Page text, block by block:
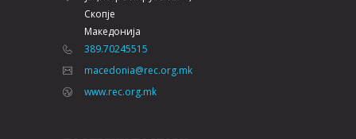
Скопје
Македонија
389.70245515
macedonia@rec.org.mk
www.rec.org.mk